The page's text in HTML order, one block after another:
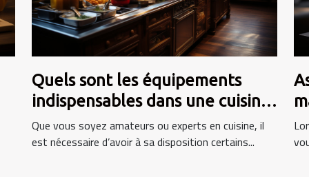
Quels sont les équipements
indispensables dans une cuisine
?
Que vous soyez amateurs ou experts en cuisine, il
est nécessaire d’avoir à sa disposition certains...